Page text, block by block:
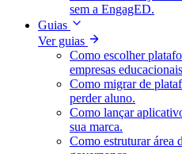
sem a EngagED.
Guias
Ver guias
Como escolher
empresas
Como migrar de
perder aluno.
Como lançar
sua marca.
Como estruturar área